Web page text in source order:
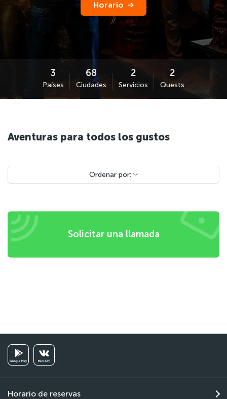
Horario
Países Ciudades Servicios Quests
Aventuras para todos los gustos
Ordenar por:
Solicitar una llamada
Horario de reservas